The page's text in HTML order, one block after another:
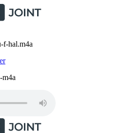
hal.m4a
m4a